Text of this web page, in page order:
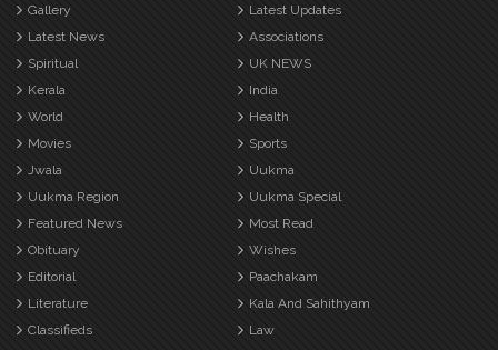
Gallery
Latest Updates
Latest News
Associations
Spiritual
UK NEWS
Kerala
India
World
Health
Movies
Sports
Jwala
Uukma
Uukma Region
Uukma Special
Featured News
Most Read
Obituary
Wishes
Editorial
Paachakam
Literature
Kala And Sahithyam
Classifieds
Law